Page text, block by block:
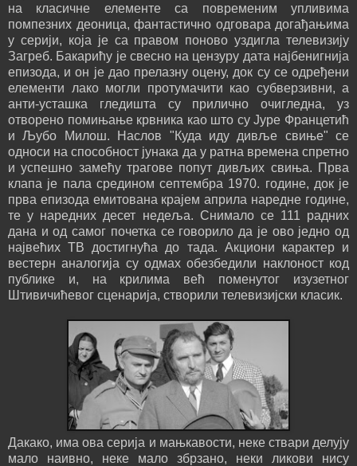
на класичне елементе са повременим упливима
помпезних деоница, фантастично одговара догађањима
у серији, која је са правом поново уздигла телевизију
Загреб. Бакарићу је свесно на цензуру дата најбенигнија
епизода, и он је дао прелазну оцену, док су се одређени
елементи лако могли протумачити као субверзивни, а
анти-усташка гледишта су прилично очигледна, уз
отворено помињање крвника као што су Јуре Францетић
и Љубо Милош. Наслов "Куда иду дивље свиње" се
односи на способност јунака да у ратна времена спретно
и успешно замећу трагове попут дивљих свиња. Прва
клапа је пала средином септембра 1970. године, док је
прва епизода емитована крајем априла наредне године,
те у наредних десет недеља. Снимало се 111 радних
дана и од самог почетка се говорило да је ово једно од
највећих ТВ достигнућа до тада. Акциони карактер и
вестерн аналогија су одмах обезбедили наклоност код
публике и, на крилима већ поменутог изузетног
Штивичићевог сценарија, створили телевизијски класик.
Дакако, има ова серија и мањкавости, неке ствари делују
мало наивно, неке мало збрзано, неки ликови нису